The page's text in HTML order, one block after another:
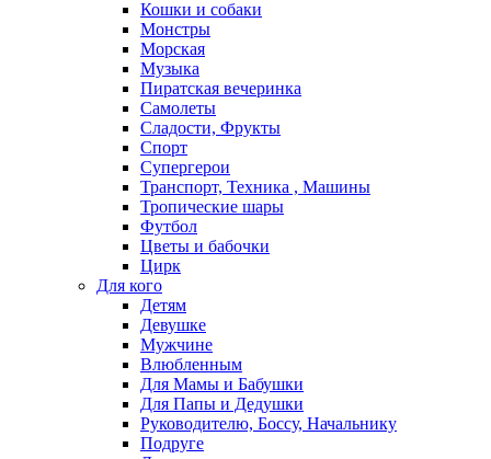
Кошки и собаки
Монстры
Морская
Музыка
Пиратская вечеринка
Самолеты
Сладости, Фрукты
Спорт
Супергерои
Транспорт, Техника , Машины
Тропические шары
Футбол
Цветы и бабочки
Цирк
Для кого
Детям
Девушке
Мужчине
Влюбленным
Для Мамы и Бабушки
Для Папы и Дедушки
Руководителю, Боссу, Начальнику
Подруге